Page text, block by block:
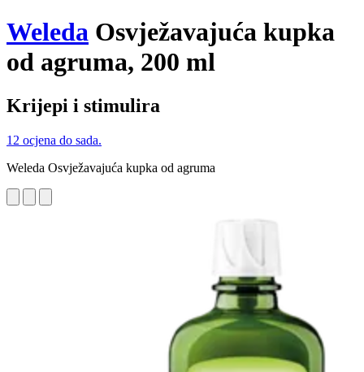
Weleda Osvježavajuća kupka
od agruma, 200 ml
Krijepi i stimulira
12 ocjena do sada.
Weleda Osvježavajuća kupka od agruma